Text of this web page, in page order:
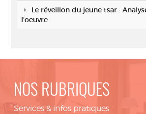
Le réveillon du jeune tsar :
l'oeuvre
NOS RUBRIQUES
Services & infos pratiques